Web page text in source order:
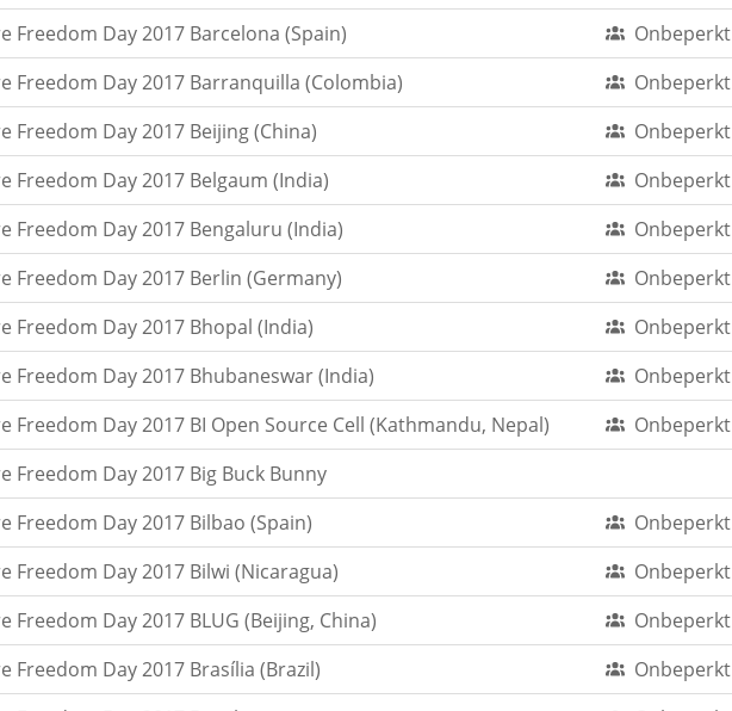
Freedom Day 2017 Barcelona (Spain)
Onbeperkt
Freedom Day 2017 Barranquilla (Colombia)
Onbeperkt
Freedom Day 2017 Beijing (China)
Onbeperkt
Freedom Day 2017 Belgaum (India)
Onbeperkt
Freedom Day 2017 Bengaluru (India)
Onbeperkt
Freedom Day 2017 Berlin (Germany)
Onbeperkt
Freedom Day 2017 Bhopal (India)
Onbeperkt
Freedom Day 2017 Bhubaneswar (India)
Onbeperkt
Freedom Day 2017 BI Open Source Cell (Kathmandu, Nepal)
Onbeperkt
Freedom Day 2017 Big Buck Bunny
Freedom Day 2017 Bilbao (Spain)
Onbeperkt
Freedom Day 2017 Bilwi (Nicaragua)
Onbeperkt
Freedom Day 2017 BLUG (Beijing, China)
Onbeperkt
Freedom Day 2017 Brasília (Brazil)
Onbeperkt